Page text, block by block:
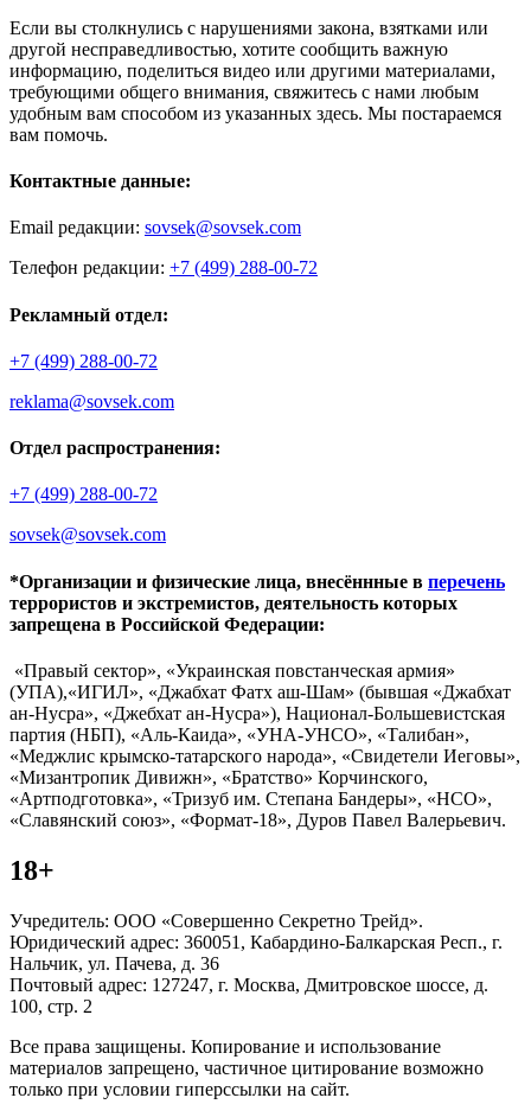
Если вы столкнулись с нарушениями закона, взятками или
другой несправедливостью, хотите сообщить важную
информацию, поделиться видео или другими материалами,
требующими общего внимания, свяжитесь с нами любым
удобным вам способом из указанных здесь. Мы постараемся
вам помочь.
Контактные данные:
Email редакции: sovsek@sovsek.com
Телефон редакции: +7 (499) 288-00-72
Рекламный отдел:
+7 (499) 288-00-72
reklama@sovsek.com
Отдел распространения:
+7 (499) 288-00-72
sovsek@sovsek.com
*Организации и физические лица, внесённные в перечень
террористов и экстремистов, деятельность которых
запрещена в Российской Федерации:
«Правый сектор», «Украинская повстанческая армия»
(УПА),«ИГИЛ», «Джабхат Фатх аш-Шам» (бывшая «Джабхат
ан-Нусра», «Джебхат ан-Нусра»), Национал-Большевистская
партия (НБП), «Аль-Каида», «УНА-УНСО», «Талибан»,
«Меджлис крымско-татарского народа», «Свидетели Иеговы»,
«Мизантропик Дивижн», «Братство» Корчинского,
«Артподготовка», «Тризуб им. Степана Бандеры», «НСО»,
«Славянский союз», «Формат-18», Дуров Павел Валерьевич.
18+
Учредитель: ООО «Совершенно Секретно Трейд».
Юридический адрес: 360051, Кабардино-Балкарская Респ., г.
Нальчик, ул. Пачева, д. 36
Почтовый адрес: 127247, г. Москва, Дмитровское шоссе, д.
100, стр. 2
Все права защищены. Копирование и использование
материалов запрещено, частичное цитирование возможно
только при условии гиперссылки на сайт.